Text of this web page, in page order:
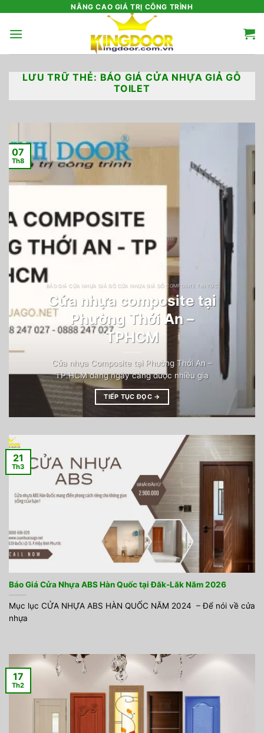
nội
NÂNG CAO GIÁ TRỊ CÔNG TRÌNH
LƯU TRỮ THẺ: BÁO GIÁ CỬA NHỰA GIẢ GỖ
TOILET
BÁO GIÁ CỬA NHỰA GIẢ GỖ CỬA NHỰA GIẢ GỖ COMPOSITE TIN TỨC
Cửa nhựa composite tại
Phường Thới An –
TPHCM
Cửa nhựa Composite tại Phường Thới An –
TP.HCM đang ngày càng được nhiều gia
TIẾP TỤC ĐỌC →
07
Th8
Báo Giá Cửa Nhựa ABS Hàn Quốc tại Đăk-Lăk Năm 2026
Mục lục CỬA NHỰA ABS HÀN QUỐC NĂM 2024 – Để nói về cửa
nhựa
21
Th3
17
Th2